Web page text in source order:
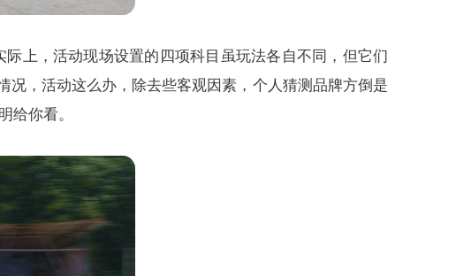
上，活动现场设置的四项科目虽玩法各自不同，但它们
况，活动这么办，除去些客观因素，个人猜测品牌方倒是
给你看。